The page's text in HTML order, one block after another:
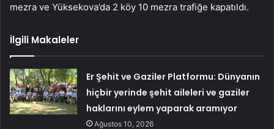
mezra ve Yüksekova’da 2 köy 10 mezra trafiğe kapatıldı.
İlgili Makaleler
Er Şehit ve Gaziler Platformu: Dünyanın
hiçbir yerinde şehit aileleri ve gaziler
haklarını eylem yaparak aramıyor
Ağustos 10, 2026